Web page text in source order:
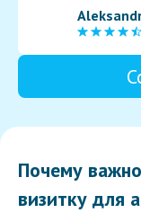
Почему
визитку для